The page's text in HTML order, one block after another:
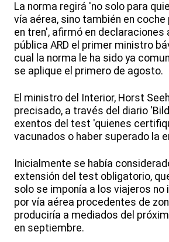
La norma regirá 'no solo para
vía aérea, sino también en
en tren', afirmó en declaraciones
pública ARD el primer ministro
cual la norma le ha sido ya
se aplique el primero de agosto.
El ministro del Interior, Horst
precisado, a través del diario
exentos del test 'quienes
vacunados o haber superado la
Inicialmente se había
extensión del test obligatorio,
solo se imponía a los viajeros no
por vía aérea procedentes de
produciría a mediados del
en septiembre.